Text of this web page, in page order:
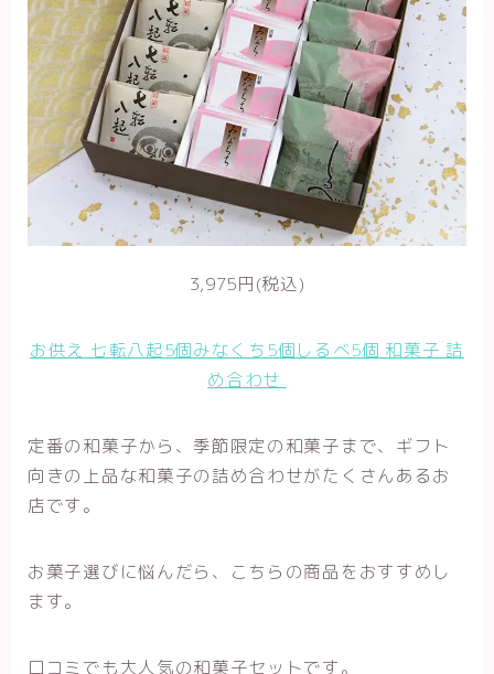
3,975円(税込)
お供え 七転八起5個みなくち5個しるべ5個 和菓子 詰
め合わせ
定番の和菓子から、季節限定の和菓子まで、ギフト
向きの上品な和菓子の詰め合わせがたくさんあるお
店です。
お菓子選びに悩んだら、こちらの商品をおすすめし
ます。
口コミでも大人気の和菓子セットです。